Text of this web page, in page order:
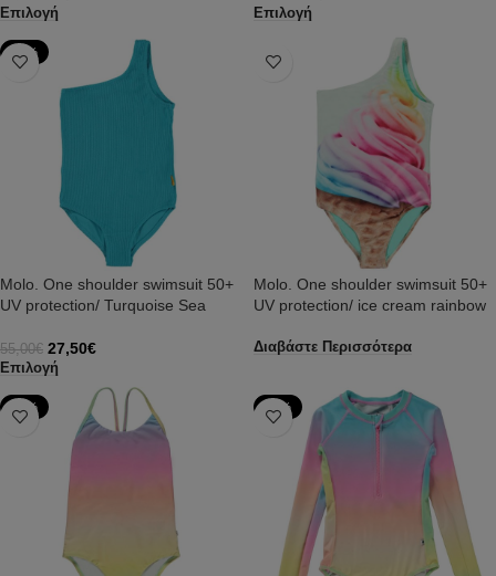
Επιλογή Επιλογή
-50%
Molo. One shoulder swimsuit 50+
UV protection/ Turquoise Sea
55,00€ 27,50€
Επιλογή
Molo. One shoulder swimsuit 50+
UV protection/ ice cream rainbow
Διαβάστε Περισσότερα
-50% -35%